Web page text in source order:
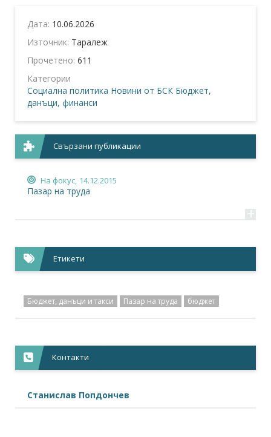
Дата: 10.06.2026
Източник: Таралеж
Прочетено: 611
Категории
Социална политика Новини от БСК Бюджет,
данъци, финанси
Свързани публикации
На фокус, 14.12.2015
Пазар на труда
+
Етикети
Бюджет, данъци и такси Пазар на труда бюджет
Контакти
Станислав Попдончев